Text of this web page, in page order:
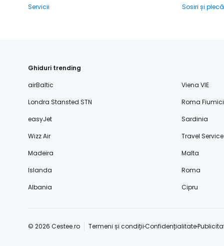
Servicii
Sosiri și
Ghiduri trending
airBaltic
Viena VIE
Londra Stansted STN
Roma
easyJet
Sardinia
Wizz Air
Travel Service
Madeira
Malta
Islanda
Roma
Albania
Cipru
© 2026 Cestee.ro Termeni și condițiiConfidențialitate